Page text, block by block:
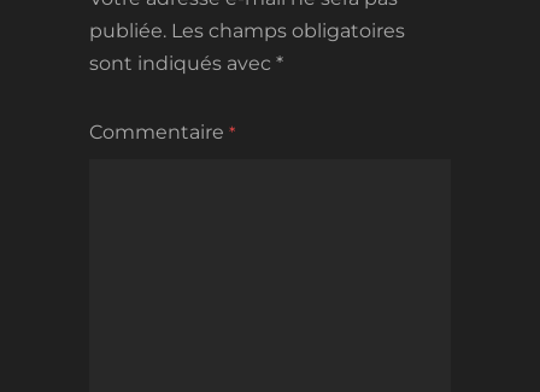
publiée. Les champs obligatoires
sont indiqués avec *
Commentaire *